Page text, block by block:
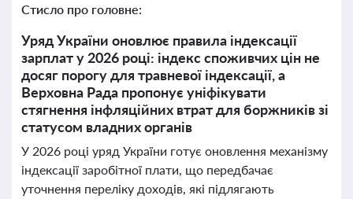
Стисло про головне:
Уряд України оновлює правила індексації
зарплат у 2026 році: індекс споживчих цін не
досяг порогу для травневої індексації, а
Верховна Рада пропонує уніфікувати
стягнення інфляційних втрат для боржників зі
статусом владних органів
У 2026 році уряд України готує оновлення механізму
індексації заробітної плати, що передбачає
уточнення переліку доходів, які підлягають